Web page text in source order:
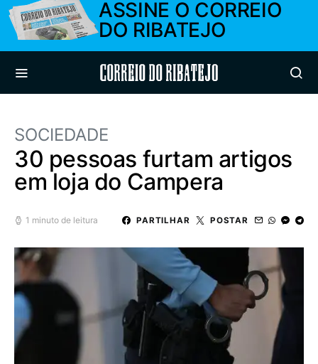
ASSINE O CORREIO
DO RIBATEJO
Correio do Ribatejo
SOCIEDADE
30 pessoas furtam artigos
em loja do Campera
1 minuto de leitura PARTILHAR POSTAR